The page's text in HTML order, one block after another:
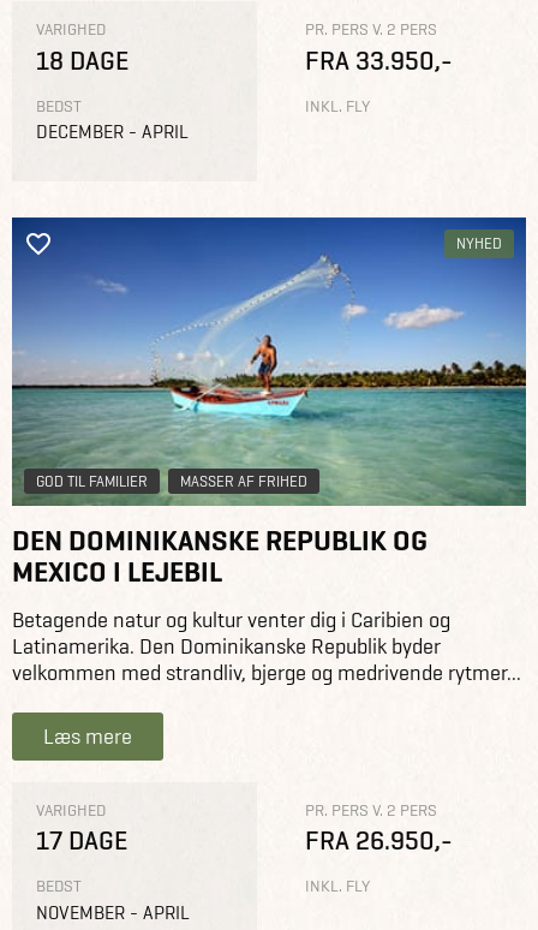
VARIGHED
18 DAGE
BEDST
DECEMBER - APRIL
PR. PERS V. 2 PERS
FRA 33.950,-
INKL. FLY
NYHED
GOD TIL FAMILIER MASSER AF FRIHED
DEN DOMINIKANSKE REPUBLIK OG
MEXICO I LEJEBIL
Betagende natur og kultur venter dig i Caribien og
Latinamerika. Den Dominikanske Republik byder
velkommen med strandliv, bjerge og medrivende rytmer...
Læs mere
VARIGHED
17 DAGE
BEDST
NOVEMBER - APRIL
PR. PERS V. 2 PERS
FRA 26.950,-
INKL. FLY